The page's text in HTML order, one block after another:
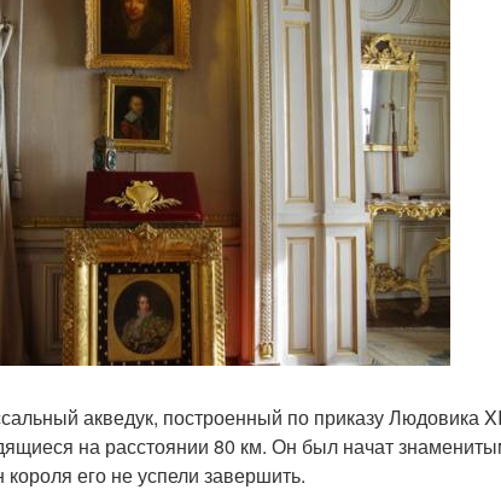
акведук, построенный по приказу Людовика
на расстоянии 80 км. Он был начат
его не успели завершить.